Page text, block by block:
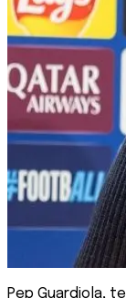
Pep Guardiola,